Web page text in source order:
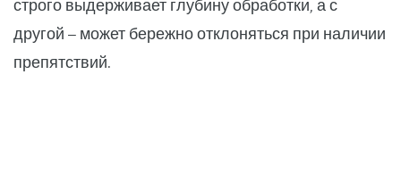
строго выдерживает глубину обработки, а с
другой – может бережно отклоняться при наличии
препятствий.